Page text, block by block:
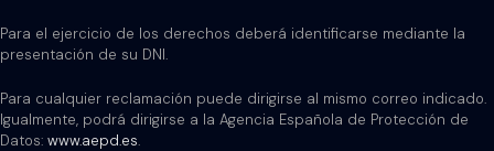
Para el ejercicio de los derechos deberá identificarse mediante la
presentación de su DNI.
Para cualquier reclamación puede dirigirse al mismo correo indicado.
Igualmente, podrá dirigirse a la Agencia Española de Protección de
Datos: www.aepd.es.